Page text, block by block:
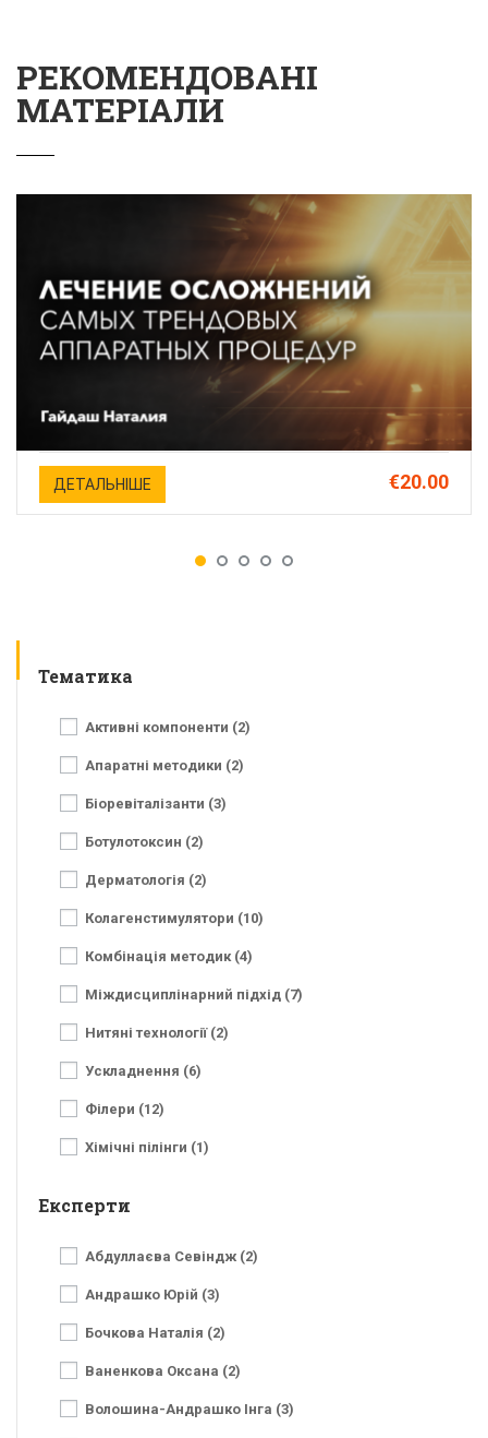
РЕКОМЕНДОВАНІ
МАТЕРІАЛИ
ДЕТАЛЬНІШЕ €20.00
Тематика
Активні компоненти (2)
Апаратні методики (2)
Біоревіталізанти (3)
Ботулотоксин (2)
Дерматологія (2)
Колагенстимулятори (10)
Комбінація методик (4)
Міждисциплінарний підхід (7)
Нитяні технології (2)
Ускладнення (6)
Філери (12)
Хімічні пілінги (1)
Експерти
Абдуллаєва Севіндж (2)
Андрашко Юрій (3)
Бочкова Наталія (2)
Ваненкова Оксана (2)
Волошина-Андрашко Інга (3)